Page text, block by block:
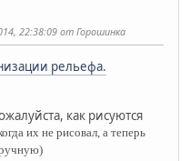
22:38:09 от Горошинка
рельефа.
как рисуются
их не рисовал, а теперь